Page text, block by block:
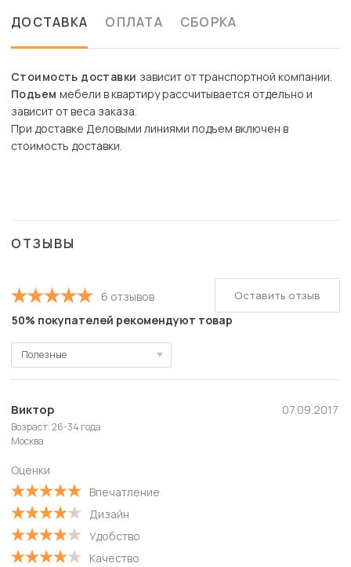
ДОСТАВКА ОПЛАТА СБОРКА
Стоимость доставки зависит от транспортной компании.
Подъем мебели в квартиру рассчитывается отдельно и
зависит от веса заказа.
При доставке Деловыми линиями подъем включен в
стоимость доставки.
ОТЗЫВЫ
6 отзывов
50% покупателей рекомендуют товар
Полезные
Полезные
Новые
Старые
С низкой оценкой
Виктор
Возраст: 26-34 года
Москва
Оценки
Впечатление
Дизайн
Удобство
Качество
07.09.2017
Оставить отзыв